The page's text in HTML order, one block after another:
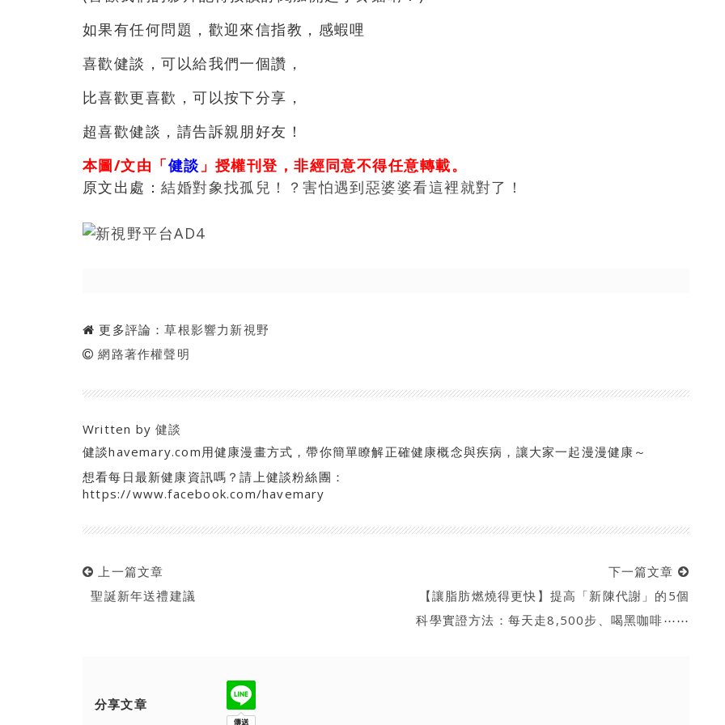
如果有任何問題，歡迎來信指教，感蝦哩
喜歡健談，可以給我們一個讚，
比喜歡更喜歡，可以按下分享，
超喜歡健談，請告訴親朋好友！
本圖/文由「健談 」授權刊登，非經同意不得任意轉載。
原文出處：結婚對象找孤兒！？害怕遇到惡婆婆看這裡就對了！
更多評論：草根影響力新視野
網路著作權聲明
Written by健談
健談havemary.com用健康漫畫方式，帶你簡單瞭解正確健康概念與疾病，讓大家一起漫漫健康～
想看每日最新健康資訊嗎？請上健談粉絲團：
https://www.facebook.com/havemary
上一篇文章
聖誕新年送禮建議
下一篇文章
【讓脂肪燃燒得更快】提高「新陳代謝」的5個
科學實證方法：每天走8,500步、喝黑咖啡⋯⋯
分享文章